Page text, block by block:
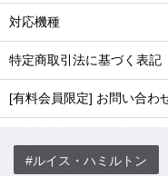
対応機種
特定商取引法に基づく表記
[有料会員限定] お問い合わ
#ルイス・ハミルトン